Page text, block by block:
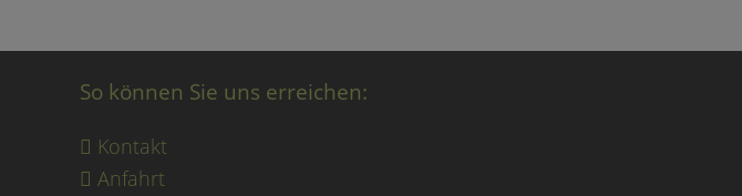
So können Sie uns erreichen:
Kontakt
Anfahrt